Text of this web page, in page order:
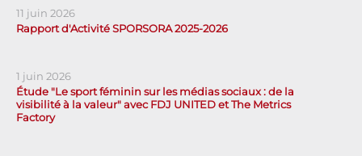
11 juin 2026
Rapport d'Activité SPORSORA 2025-2026
1 juin 2026
Étude "Le sport féminin sur les médias sociaux : de la
visibilité à la valeur" avec FDJ UNITED et The Metrics
Factory